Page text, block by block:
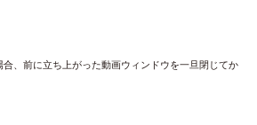
、前に立ち上がった動画ウィンドウを一旦閉じてか